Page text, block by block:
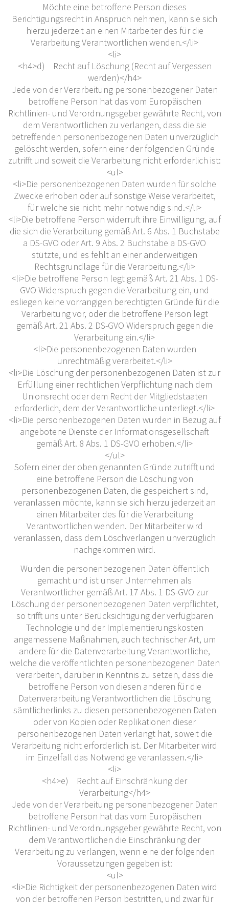
Möchte eine betroffene Person dieses
Berichtigungsrecht in Anspruch nehmen, kann sie sich
hierzu jederzeit an einen Mitarbeiter des für die
Verarbeitung Verantwortlichen wenden.</li>
<li>
<h4>d) Recht auf Löschung (Recht auf Vergessen
werden)</h4>
Jede von der Verarbeitung personenbezogener Daten
betroffene Person hat das vom Europäischen
Richtlinien- und Verordnungsgeber gewährte Recht, von
dem Verantwortlichen zu verlangen, dass die sie
betreffenden personenbezogenen Daten unverzüglich
gelöscht werden, sofern einer der folgenden Gründe
zutrifft und soweit die Verarbeitung nicht erforderlich ist:
<ul>
<li>Die personenbezogenen Daten wurden für solche
Zwecke erhoben oder auf sonstige Weise verarbeitet,
für welche sie nicht mehr notwendig sind.</li>
<li>Die betroffene Person widerruft ihre Einwilligung, auf
die sich die Verarbeitung gemäß Art. 6 Abs. 1 Buchstabe
a DS-GVO oder Art. 9 Abs. 2 Buchstabe a DS-GVO
stützte, und es fehlt an einer anderweitigen
Rechtsgrundlage für die Verarbeitung.</li>
<li>Die betroffene Person legt gemäß Art. 21 Abs. 1 DS-
GVO Widerspruch gegen die Verarbeitung ein, und
esliegen keine vorrangigen berechtigten Gründe für die
Verarbeitung vor, oder die betroffene Person legt
gemäß Art. 21 Abs. 2 DS-GVO Widerspruch gegen die
Verarbeitung ein.</li>
<li>Die personenbezogenen Daten wurden
unrechtmäßig verarbeitet.</li>
<li>Die Löschung der personenbezogenen Daten ist zur
Erfüllung einer rechtlichen Verpflichtung nach dem
Unionsrecht oder dem Recht der Mitgliedstaaten
erforderlich, dem der Verantwortliche unterliegt.</li>
<li>Die personenbezogenen Daten wurden in Bezug auf
angebotene Dienste der Informationsgesellschaft
gemäß Art. 8 Abs. 1 DS-GVO erhoben.</li>
</ul>
Sofern einer der oben genannten Gründe zutrifft und
eine betroffene Person die Löschung von
personenbezogenen Daten, die gespeichert sind,
veranlassen möchte, kann sie sich hierzu jederzeit an
einen Mitarbeiter des für die Verarbeitung
Verantwortlichen wenden. Der Mitarbeiter wird
veranlassen, dass dem Löschverlangen unverzüglich
nachgekommen wird.
Wurden die personenbezogenen Daten öffentlich
gemacht und ist unser Unternehmen als
Verantwortlicher gemäß Art. 17 Abs. 1 DS-GVO zur
Löschung der personenbezogenen Daten verpflichtet,
so trifft uns unter Berücksichtigung der verfügbaren
Technologie und der Implementierungskosten
angemessene Maßnahmen, auch technischer Art, um
andere für die Datenverarbeitung Verantwortliche,
welche die veröffentlichten personenbezogenen Daten
verarbeiten, darüber in Kenntnis zu setzen, dass die
betroffene Person von diesen anderen für die
Datenverarbeitung Verantwortlichen die Löschung
sämtlicherlinks zu diesen personenbezogenen Daten
oder von Kopien oder Replikationen dieser
personenbezogenen Daten verlangt hat, soweit die
Verarbeitung nicht erforderlich ist. Der Mitarbeiter wird
im Einzelfall das Notwendige veranlassen.</li>
<li>
<h4>e) Recht auf Einschränkung der
Verarbeitung</h4>
Jede von der Verarbeitung personenbezogener Daten
betroffene Person hat das vom Europäischen
Richtlinien- und Verordnungsgeber gewährte Recht, von
dem Verantwortlichen die Einschränkung der
Verarbeitung zu verlangen, wenn eine der folgenden
Voraussetzungen gegeben ist:
<ul>
<li>Die Richtigkeit der personenbezogenen Daten wird
von der betroffenen Person bestritten, und zwar für